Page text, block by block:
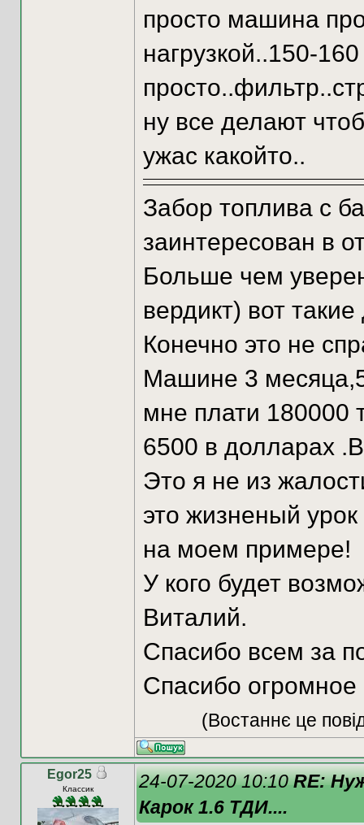
просто машина
нагрузкой..150-
ну все делают
ужас какойто..
Забор топлива с
заинтересован в
Больше чем
вердикт) вот
Конечно это не
Машине 3
мне плати 180000
6500 в долларах
Это я не из
это жизненый урок
на моем примере!
У кого будет
Виталий.
Спасибо всем за
Спасибо
(Востаннє це
Egor25
Классик 24-07-2020 10:10RE:
Карок 1.6 ТДИ....